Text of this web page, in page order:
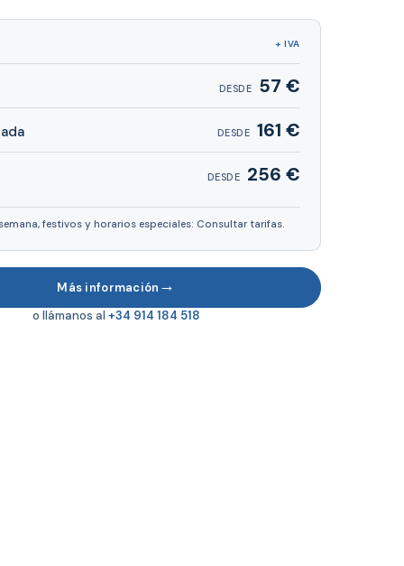
+ IVA
DESDE 57 €
DESDE 161 €
DESDE 256 €
festivos y horarios especiales: Consultar tarifas.
Más información →
o llámanos al+34 914 184 518